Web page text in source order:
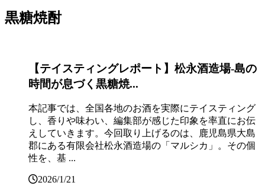
黒糖焼酎
【テイスティングレポート】松永酒造場-島の
時間が息づく黒糖焼...
本記事では、全国各地のお酒を実際にテイスティング
し、香りや味わい、編集部が感じた印象を率直にお伝
えしていきます。今回取り上げるのは、鹿児島県大島
郡にある有限会社松永酒造場の「マルシカ」。その個
性を、基 ...
2026/1/21